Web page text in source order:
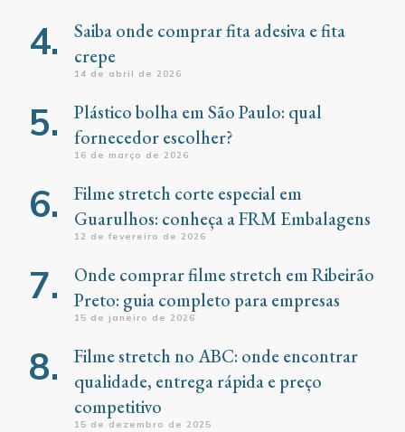
Saiba onde comprar fita adesiva e fita
crepe
14 de abril de 2026
Plástico bolha em São Paulo: qual
fornecedor escolher?
16 de março de 2026
Filme stretch corte especial em
Guarulhos: conheça a FRM Embalagens
12 de fevereiro de 2026
Onde comprar filme stretch em Ribeirão
Preto: guia completo para empresas
15 de janeiro de 2026
Filme stretch no ABC: onde encontrar
qualidade, entrega rápida e preço
competitivo
15 de dezembro de 2025